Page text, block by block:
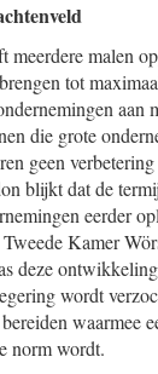
malen
tot
aan
die grote
geen
blijkt dat de
eerder
Kamer
deze
wordt
waarmee
norm wordt.